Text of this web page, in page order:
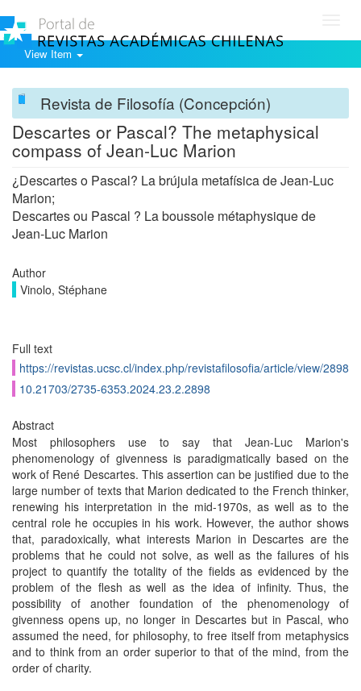
View Item
Revista de Filosofía (Concepción)
Descartes or Pascal? The metaphysical
compass of Jean-Luc Marion
¿Descartes o Pascal? La brújula metafísica de Jean-Luc
Marion;
Descartes ou Pascal ? La boussole métaphysique de
Jean-Luc Marion
Author
Vinolo, Stéphane
Full text
https://revistas.ucsc.cl/index.php/revistafilosofia/article/view/2898
10.21703/2735-6353.2024.23.2.2898
Abstract
Most philosophers use to say that Jean-Luc Marion's
phenomenology of givenness is paradigmatically based on the
work of René Descartes. This assertion can be justified due to the
large number of texts that Marion dedicated to the French thinker,
renewing his interpretation in the mid-1970s, as well as to the
central role he occupies in his work. However, the author shows
that, paradoxically, what interests Marion in Descartes are the
problems that he could not solve, as well as the failures of his
project to quantify the totality of the fields as evidenced by the
problem of the flesh as well as the idea of infinity. Thus, the
possibility of another foundation of the phenomenology of
givenness opens up, no longer in Descartes but in Pascal, who
assumed the need, for philosophy, to free itself from metaphysics
and to think from an order superior to that of the mind, from the
order of charity.